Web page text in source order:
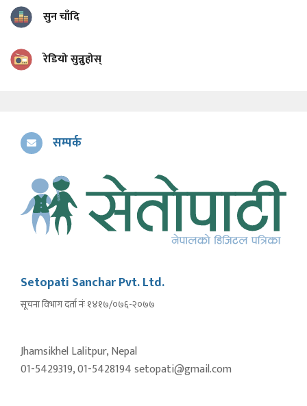
सुन चाँदि
रेडियो सुन्नुहोस्
सम्पर्क
Setopati Sanchar Pvt. Ltd.
सूचना विभाग दर्ता नंः १४१७/०७६-२०७७
Jhamsikhel Lalitpur, Nepal
01-5429319, 01-5428194 setopati@gmail.com